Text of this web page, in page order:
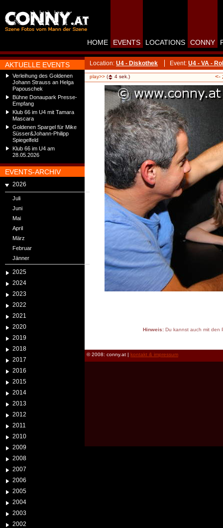
AKTUELLE EVENTS
Verleihung des Goldenen
Johann Strauss an Helga
Papouschek
Bühne Donaupark Presse-
Empfang
Klub 66 im U4 mit Tamara
Mascara
Goldenen Spargel für Mike
Süsser&Johann-Philipp
Spiegelfeld
Klub 66 im U4 am
28.05.2026
EVENTS-ARCHIV
2026
Juli
Juni
Mai
April
März
Februar
Jänner
2025
2024
2023
2022
2021
2020
2019
2018
2017
2016
2015
2014
2013
2012
2011
2010
2009
2008
2007
2006
2005
2004
2003
2002
HOME EVENTS LOCATIONS CONNY
Location: U4 - Diskothek Event: U4 - VA -
play>> ( 4 sek.) <-
Hinweis:Du kannst auch mit den
© 2008: conny.at | kontakt & impressum